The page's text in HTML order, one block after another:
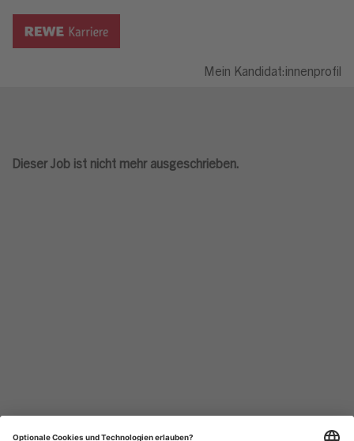
Mein Kandidat:innenprofil
Dieser Job ist nicht mehr ausgeschrieben.